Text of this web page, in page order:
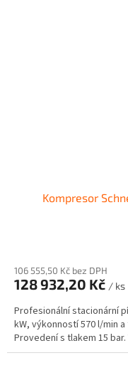
Kompresor
106 555,50 Kč bez DPH
128 932,20 Kč / ks
Profesionální stacionární
kW, výkonností 570 l/min
Provedení s tlakem 15